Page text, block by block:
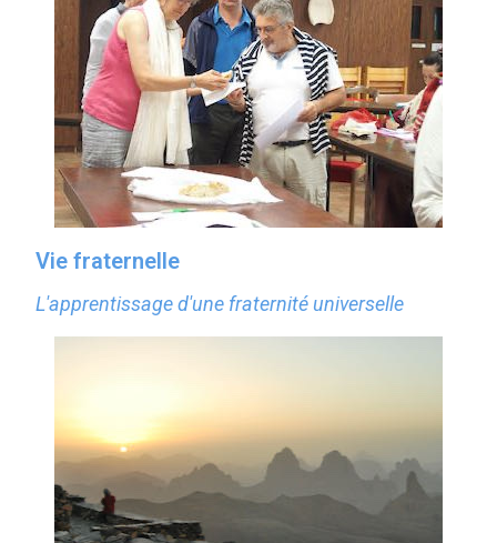
Vie fraternelle
L'apprentissage d'une fraternité universelle